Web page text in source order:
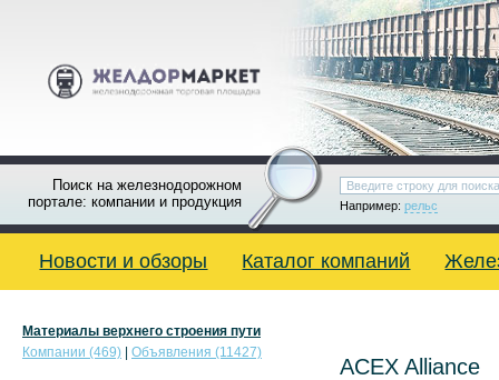
Поиск на железнодорожном
портале: компании и продукция
Например: рельс
Новости и обзоры Каталог компаний
ACEX Alliance
Материалы верхнего строения пути
Компании (469)
Объявления (11427)